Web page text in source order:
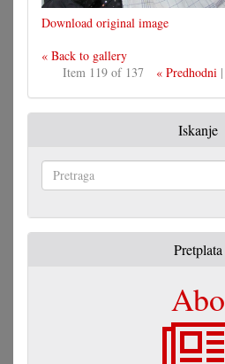
Download original image
« Back to gallery
Item 119 of 137
« Predhodni |
Iskanje
Pretplata
Abo